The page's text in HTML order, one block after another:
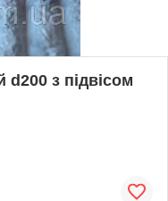
d200 з підвісом